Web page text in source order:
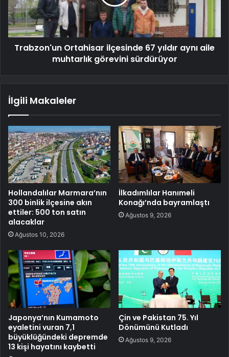
Trabzon'un Ortahisar ilçesinde 67 yıldır aynı aile
muhtarlık görevini sürdürüyor
İlgili Makaleler
Hollandalılar Marmara’nın
300 binlik ilçesine akın
ettiler: 500 ton satın
alacaklar
Ağustos 10, 2026
İlkadımlılar Hanımeli
Konağı’nda bayramlaştı
Ağustos 9, 2026
Japonya’nın Kumamoto
eyaletini vuran 7,1
büyüklüğündeki depremde
13 kişi hayatını kaybetti
Çin ve Pakistan 75. Yıl
Dönümünü Kutladı
Ağustos 9, 2026